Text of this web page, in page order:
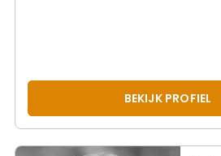
BEKIJK PROFIEL